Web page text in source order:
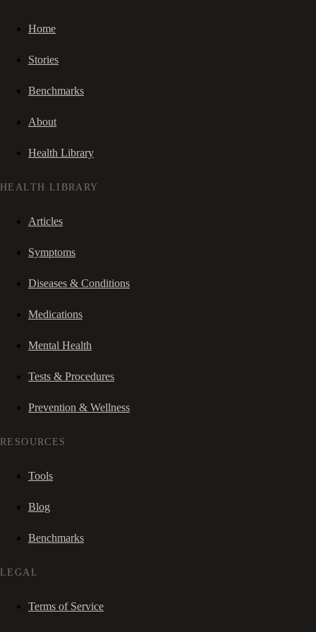
Home
Stories
Benchmarks
About
Health Library
HEALTH LIBRARY
Articles
Symptoms
Diseases & Conditions
Medications
Mental Health
Tests & Procedures
Prevention & Wellness
RESOURCES
Tools
Blog
Benchmarks
LEGAL
Terms of Service